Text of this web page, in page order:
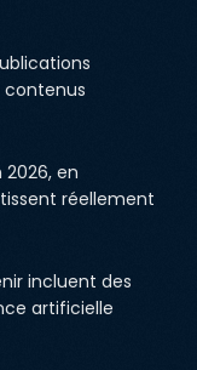
en
réellement
incluent des
artificielle